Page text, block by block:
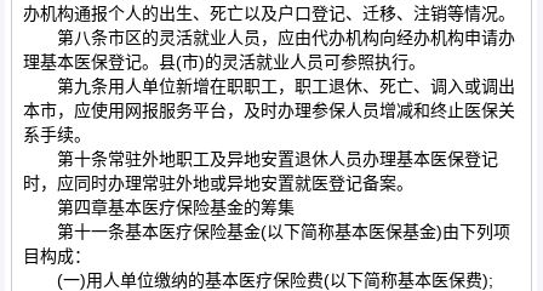
办机构通报个人的出生、死亡以及户口登记、迁移、注销等情况。
第八条市区的灵活就业人员，应由代办机构向经办机构申请办
理基本医保登记。县(市)的灵活就业人员可参照执行。
第九条用人单位新增在职职工，职工退休、死亡、调入或调出
本市，应使用网报服务平台，及时办理参保人员增减和终止医保关
系手续。
第十条常驻外地职工及异地安置退休人员办理基本医保登记
时，应同时办理常驻外地或异地安置就医登记备案。
第四章基本医疗保险基金的筹集
第十一条基本医疗保险基金(以下简称基本医保基金)由下列项
目构成：
(一)用人单位缴纳的基本医疗保险费(以下简称基本医保费);